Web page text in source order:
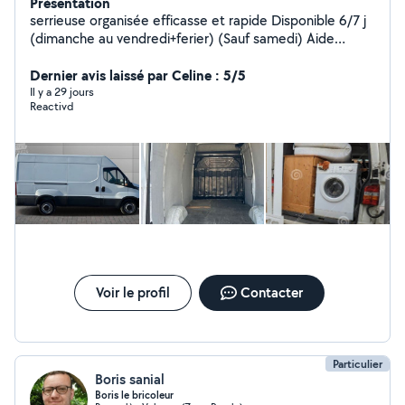
serrieuse organisée efficasse et rapide Disponible 6/7 j
(dimanche au vendredi+ferier) (Sauf samedi) Aide
Valence. Périmètre j'usqu a 30klm de valence. + d'infos
et frais à convenir par téléphone Possible de venir a
plusieurs si besoins pour l aide au déménagement...
Dernier avis laissé par Celine : 5/5
Il y a 29 jours
Reactivd
Voir le profil Contacter
Particulier
Boris sanial
Boris le bricoleur